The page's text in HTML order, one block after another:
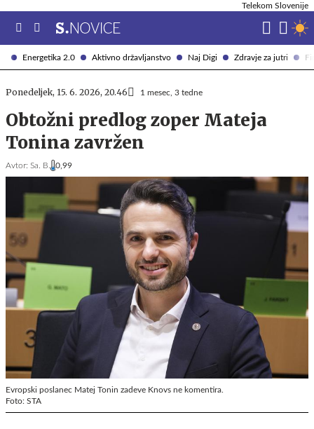
Energetika 2.0 Aktivno državljanstvo Naj Digi Zdravje za jutri
Telekom Slovenije
Ponedeljek, 15. 6. 2026, 20.46 1 mesec, 3 tedne
Obtožni predlog zoper Mateja
Tonina zavržen
Avtor: Sa. B. 0,99
Evropski poslanec Matej Tonin zadeve Knovs ne komentira.
Foto: STA